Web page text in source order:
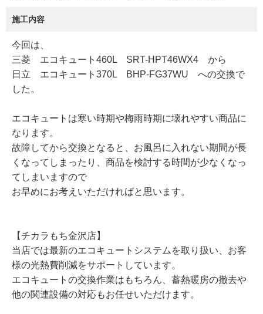
施工内容
今回は、
三菱 エコキュート460L SRT-HPT46WX4 から
日立 エコキュート370L BHP-FG37WU への交換で
した。
エコキュートは寒い時期や梅雨時期に壊れやすい商品に
なります。
故障してから交換となると、お風呂に入れない期間が長
くなってしまったり、商品を検討する時間が少なくなっ
てしまいますので
お早めにお考えいただければと思います。
【チカラもち金沢店】
当店では最新のエコキュートシステムを取り扱い、お客
様の光熱費削減をサポートしています。
エコキュートの交換作業はもちろん、蓄熱暖房の撤去や
他の関連設備の対応もお任せいただけます。